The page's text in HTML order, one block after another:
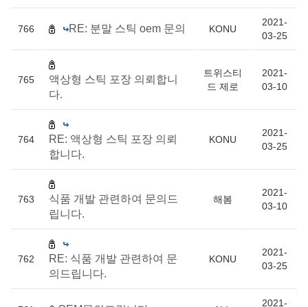
766 RE: 분말 스틱 oem 문의 KONU
2021-
03-25
765
액상형 스틱 포장 의뢰합니
다.
트위스티
드 제로
2021-
03-10
764
RE: 액상형 스틱 포장 의뢰
합니다.
KONU
2021-
03-25
763
식품 개발 관련하여 문의드
립니다.
해봄
2021-
03-10
762
RE: 식품 개발 관련하여 문
의드립니다.
KONU
2021-
03-25
2021-